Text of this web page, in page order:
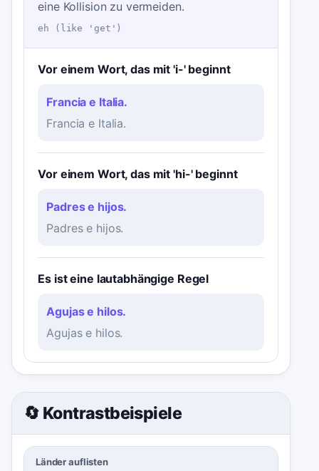
eine Kollision zu vermeiden.
eh (like 'get')
Vor einem Wort, das mit 'i-' beginnt
Francia e Italia.
Francia e Italia.
Vor einem Wort, das mit 'hi-' beginnt
Padres e hijos.
Padres e hijos.
Es ist eine lautabhängige Regel
Agujas e hilos.
Agujas e hilos.
🔄 Kontrastbeispiele
Länder auflisten